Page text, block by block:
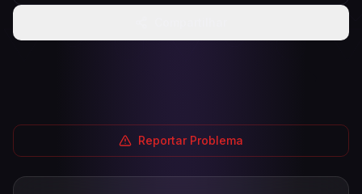
Reportar Problema